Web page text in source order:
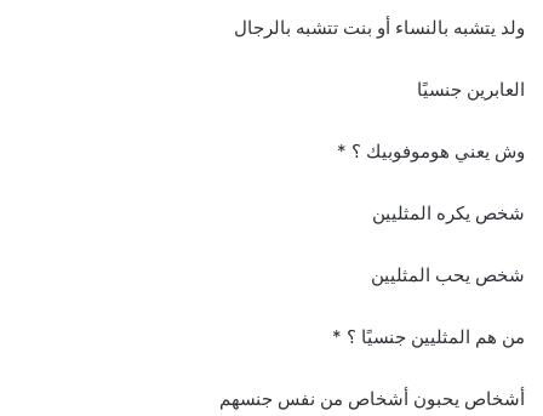
ولد يتشبه بالنساء أو بنت تتشبه بالرجال
العابرين جنسيًا
وش يعني هوموفوبيك ؟ *
شخص يكره المثليين
شخص يحب المثليين
من هم المثليين جنسيًا ؟ *
أشخاص يحبون أشخاص من نفس جنسهم